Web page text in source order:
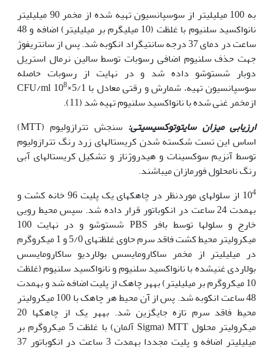
به 100 میلی‏لیتر از سوسپانسیون تهیه شده از مخمر 90 میلی‏لیتر
نانواکسید سلنیوم با غلظت (10 میلی‏گرم بر میلی‏لیتر) اضافه و 48
ساعت در دمای 37 درجه سانتی‏گراد انکوبه شد. پس از سانتریفوژ
جهت حذف سلنیوم اضافی رسوبات توسط سالین نرمال استریل
دوبار شست‏وشو داده شد و در نهایت از رسوبات حاصله
سوسپانسیون تهیه، شمارش و رقتی معادل با CFU/ml 10
8×5/1
ازمخمر غنی شده با نانواکسید سلنیوم تهیه شد (11).
ارزیابی میزان سایتوتوکسیسیتی:
سنجش تترازولیوم (MTT)
اساس این تست شکسته شدن کریستال‏های زرد رنگ تترازولیوم
توسط آنزیم سوکسینات و هیدروژناز و تشکیل کریستال‏های آبی
رنگ نامحلول فورمازان می­باشند.
104
از سلول‏های موردنظر در چاهک‏های یک پلیت 96 خانه کشت و
به‏مدت 24 ساعت در انکوباتور قرار داده شد. سپس محیط رویی
خارج و سلول‏ها توسط بافر PBS شست‏وشو و در نهایت 100
میکرولیتر محیط کشت فاقد سرم حاوی غلظت‏های 5/0 و 1 میکروگرم
در میلی‏لیتر از مخمر ساکارومایسس بولاردیو ساکارومایسس
بولاردی غنی‏شده با نانواکسید سلنیوم و نانواکسید سلنیوم (غلظت
10 میکروگرم بر میلی‏لیتر) به‏هر چاهک از پلیت اضافه شد و به‏مدت
48 ساعت انکوبه شد. پس از آن محیط هر چاهک با 100 میکرولیتر
محیط فاقد سرم تازه جایگزین شد. به‏هر یک از چاهک‏ها 20
میکرولیتر محلول MTT (Sigma آلمان) با غلظت 5 میکروگرم بر
میلی‏لیتر اضافه و پلیت مجددا به‏مدت 3 ساعت در انکوباتور 37